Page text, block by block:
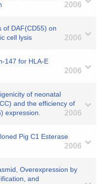
2006
of DAF(CD55) on
cell lysis
2006
147 for HLA-E
2006
of neonatal
and the efficiency of
expression.
2006
Pig C1 Esterase
2006
Overexpression by
and